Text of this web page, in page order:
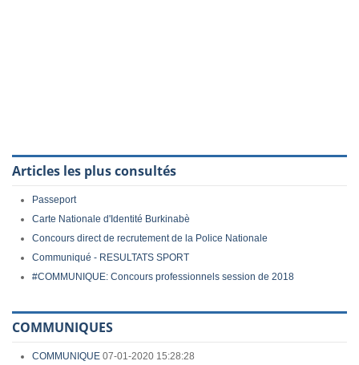
Articles les plus consultés
Passeport
Carte Nationale d'Identité Burkinabè
Concours direct de recrutement de la Police Nationale
Communiqué - RESULTATS SPORT
#COMMUNIQUE: Concours professionnels session de 2018
COMMUNIQUES
COMMUNIQUE 07-01-2020 15:28:28